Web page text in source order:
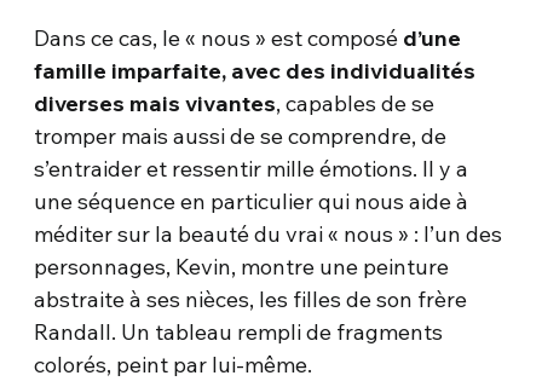
Dans ce cas, le « nous » est composé d’une
famille imparfaite, avec des individualités
diverses mais vivantes, capables de se
tromper mais aussi de se comprendre, de
s’entraider et ressentir mille émotions. Il y a
une séquence en particulier qui nous aide à
méditer sur la beauté du vrai « nous » : l’un des
personnages, Kevin, montre une peinture
abstraite à ses nièces, les filles de son frère
Randall. Un tableau rempli de fragments
colorés, peint par lui-même.